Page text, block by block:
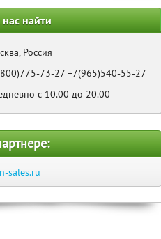
найти
Россия
73-27 +7(965)540-55-27
с 10.00 до 20.00
sales.ru